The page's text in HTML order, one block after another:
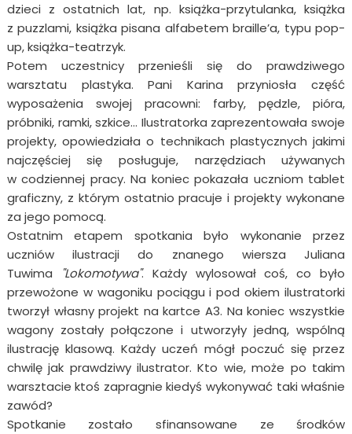
dzieci z ostatnich lat, np. książka-przytulanka, książka
z puzzlami, książka pisana alfabetem braille’a, typu pop-
up, książka-teatrzyk.
Potem uczestnicy przenieśli się do prawdziwego
warsztatu plastyka. Pani Karina przyniosła część
wyposażenia swojej pracowni: farby, pędzle, pióra,
próbniki, ramki, szkice… Ilustratorka zaprezentowała swoje
projekty, opowiedziała o technikach plastycznych jakimi
najczęściej się posługuje, narzędziach używanych
w codziennej pracy. Na koniec pokazała uczniom tablet
graficzny, z którym ostatnio pracuje i projekty wykonane
za jego pomocą.
Ostatnim etapem spotkania było wykonanie przez
uczniów ilustracji do znanego wiersza Juliana
Tuwima
"Lokomotywa". Każdy wylosował coś, co było
przewożone w wagoniku pociągu i pod okiem ilustratorki
tworzył własny projekt na kartce A3. Na koniec wszystkie
wagony zostały połączone i utworzyły jedną, wspólną
ilustrację klasową. Każdy uczeń mógł poczuć się przez
chwilę jak prawdziwy ilustrator. Kto wie, może po takim
warsztacie ktoś zapragnie kiedyś wykonywać taki właśnie
zawód?
Spotkanie zostało sfinansowane ze środków